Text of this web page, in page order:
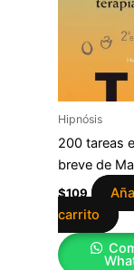
Hipnósis
200 tareas
breve de
$109
carrito